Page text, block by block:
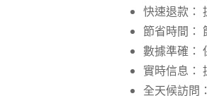
快速退款：
節省時間：
數據準確：
實時信息：
全天候訪問